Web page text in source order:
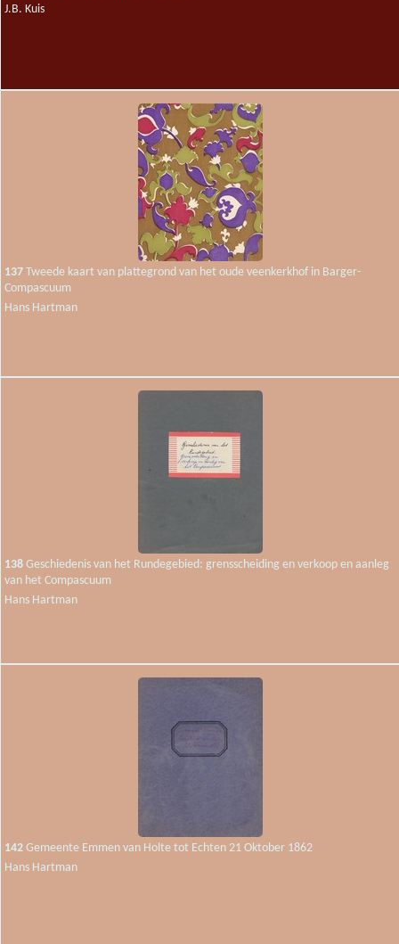
J.B. Kuis
137 Tweede kaart van plattegrond van het oude veenkerkhof in Barger-
Compascuum
Hans Hartman
138 Geschiedenis van het Rundegebied: grensscheiding en verkoop en aanleg
van het Compascuum
Hans Hartman
142 Gemeente Emmen van Holte tot Echten 21 Oktober 1862
Hans Hartman